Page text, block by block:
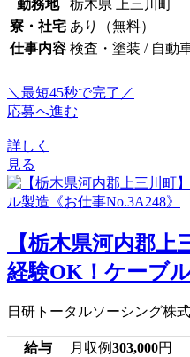
勤務地
栃木県 上三川町
寮・社宅 あり（無料）
仕事内容 検査・塗装 / 自動
＼最短45秒で完了／
応募へ進む
詳しく
見る
【栃木県河内郡
経験OK！ケーブ
日研トータルソーシング株
給与 月収例303,000円